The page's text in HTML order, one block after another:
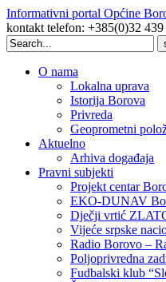
Informativni portal Općine
kontakt telefon: +385(0)32 439
Search
for:
O nama
Lokalna uprava
Istorija Borova
Privreda
Geoprometni
Aktuelno
Arhiva događaja
Pravni subjekti
Projekt centar
EKO-DUNAV
Dječji vrtić
Vijeće srpske
Radio Borovo –
Poljoprivredna
Fudbalski klub